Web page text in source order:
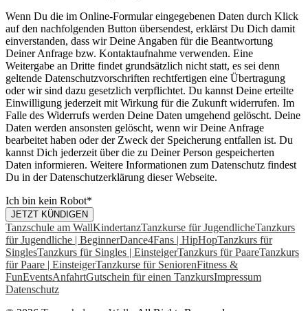
Wenn Du die im Online-Formular eingegebenen Daten durch Klick
auf den nachfolgenden Button übersendest, erklärst Du Dich damit
einverstanden, dass wir Deine Angaben für die Beantwortung
Deiner Anfrage bzw. Kontaktaufnahme verwenden. Eine
Weitergabe an Dritte findet grundsätzlich nicht statt, es sei denn
geltende Datenschutzvorschriften rechtfertigen eine Übertragung
oder wir sind dazu gesetzlich verpflichtet. Du kannst Deine erteilte
Einwilligung jederzeit mit Wirkung für die Zukunft widerrufen. Im
Falle des Widerrufs werden Deine Daten umgehend gelöscht. Deine
Daten werden ansonsten gelöscht, wenn wir Deine Anfrage
bearbeitet haben oder der Zweck der Speicherung entfallen ist. Du
kannst Dich jederzeit über die zu Deiner Person gespeicherten
Daten informieren. Weitere Informationen zum Datenschutz findest
Du in der Datenschutzerklärung dieser Webseite.
Ich bin kein Robot*
JETZT KÜNDIGEN
Tanzschule am WallKindertanzTanzkurse für JugendlicheTanzkurs
für Jugendliche | BeginnerDance4Fans | HipHopTanzkurs für
SinglesTanzkurs für Singles | EinsteigerTanzkurs für PaareTanzkurs
für Paare | EinsteigerTanzkurse für SeniorenFitness &
FunEventsAnfahrtGutschein für einen TanzkursImpressum
Datenschutz